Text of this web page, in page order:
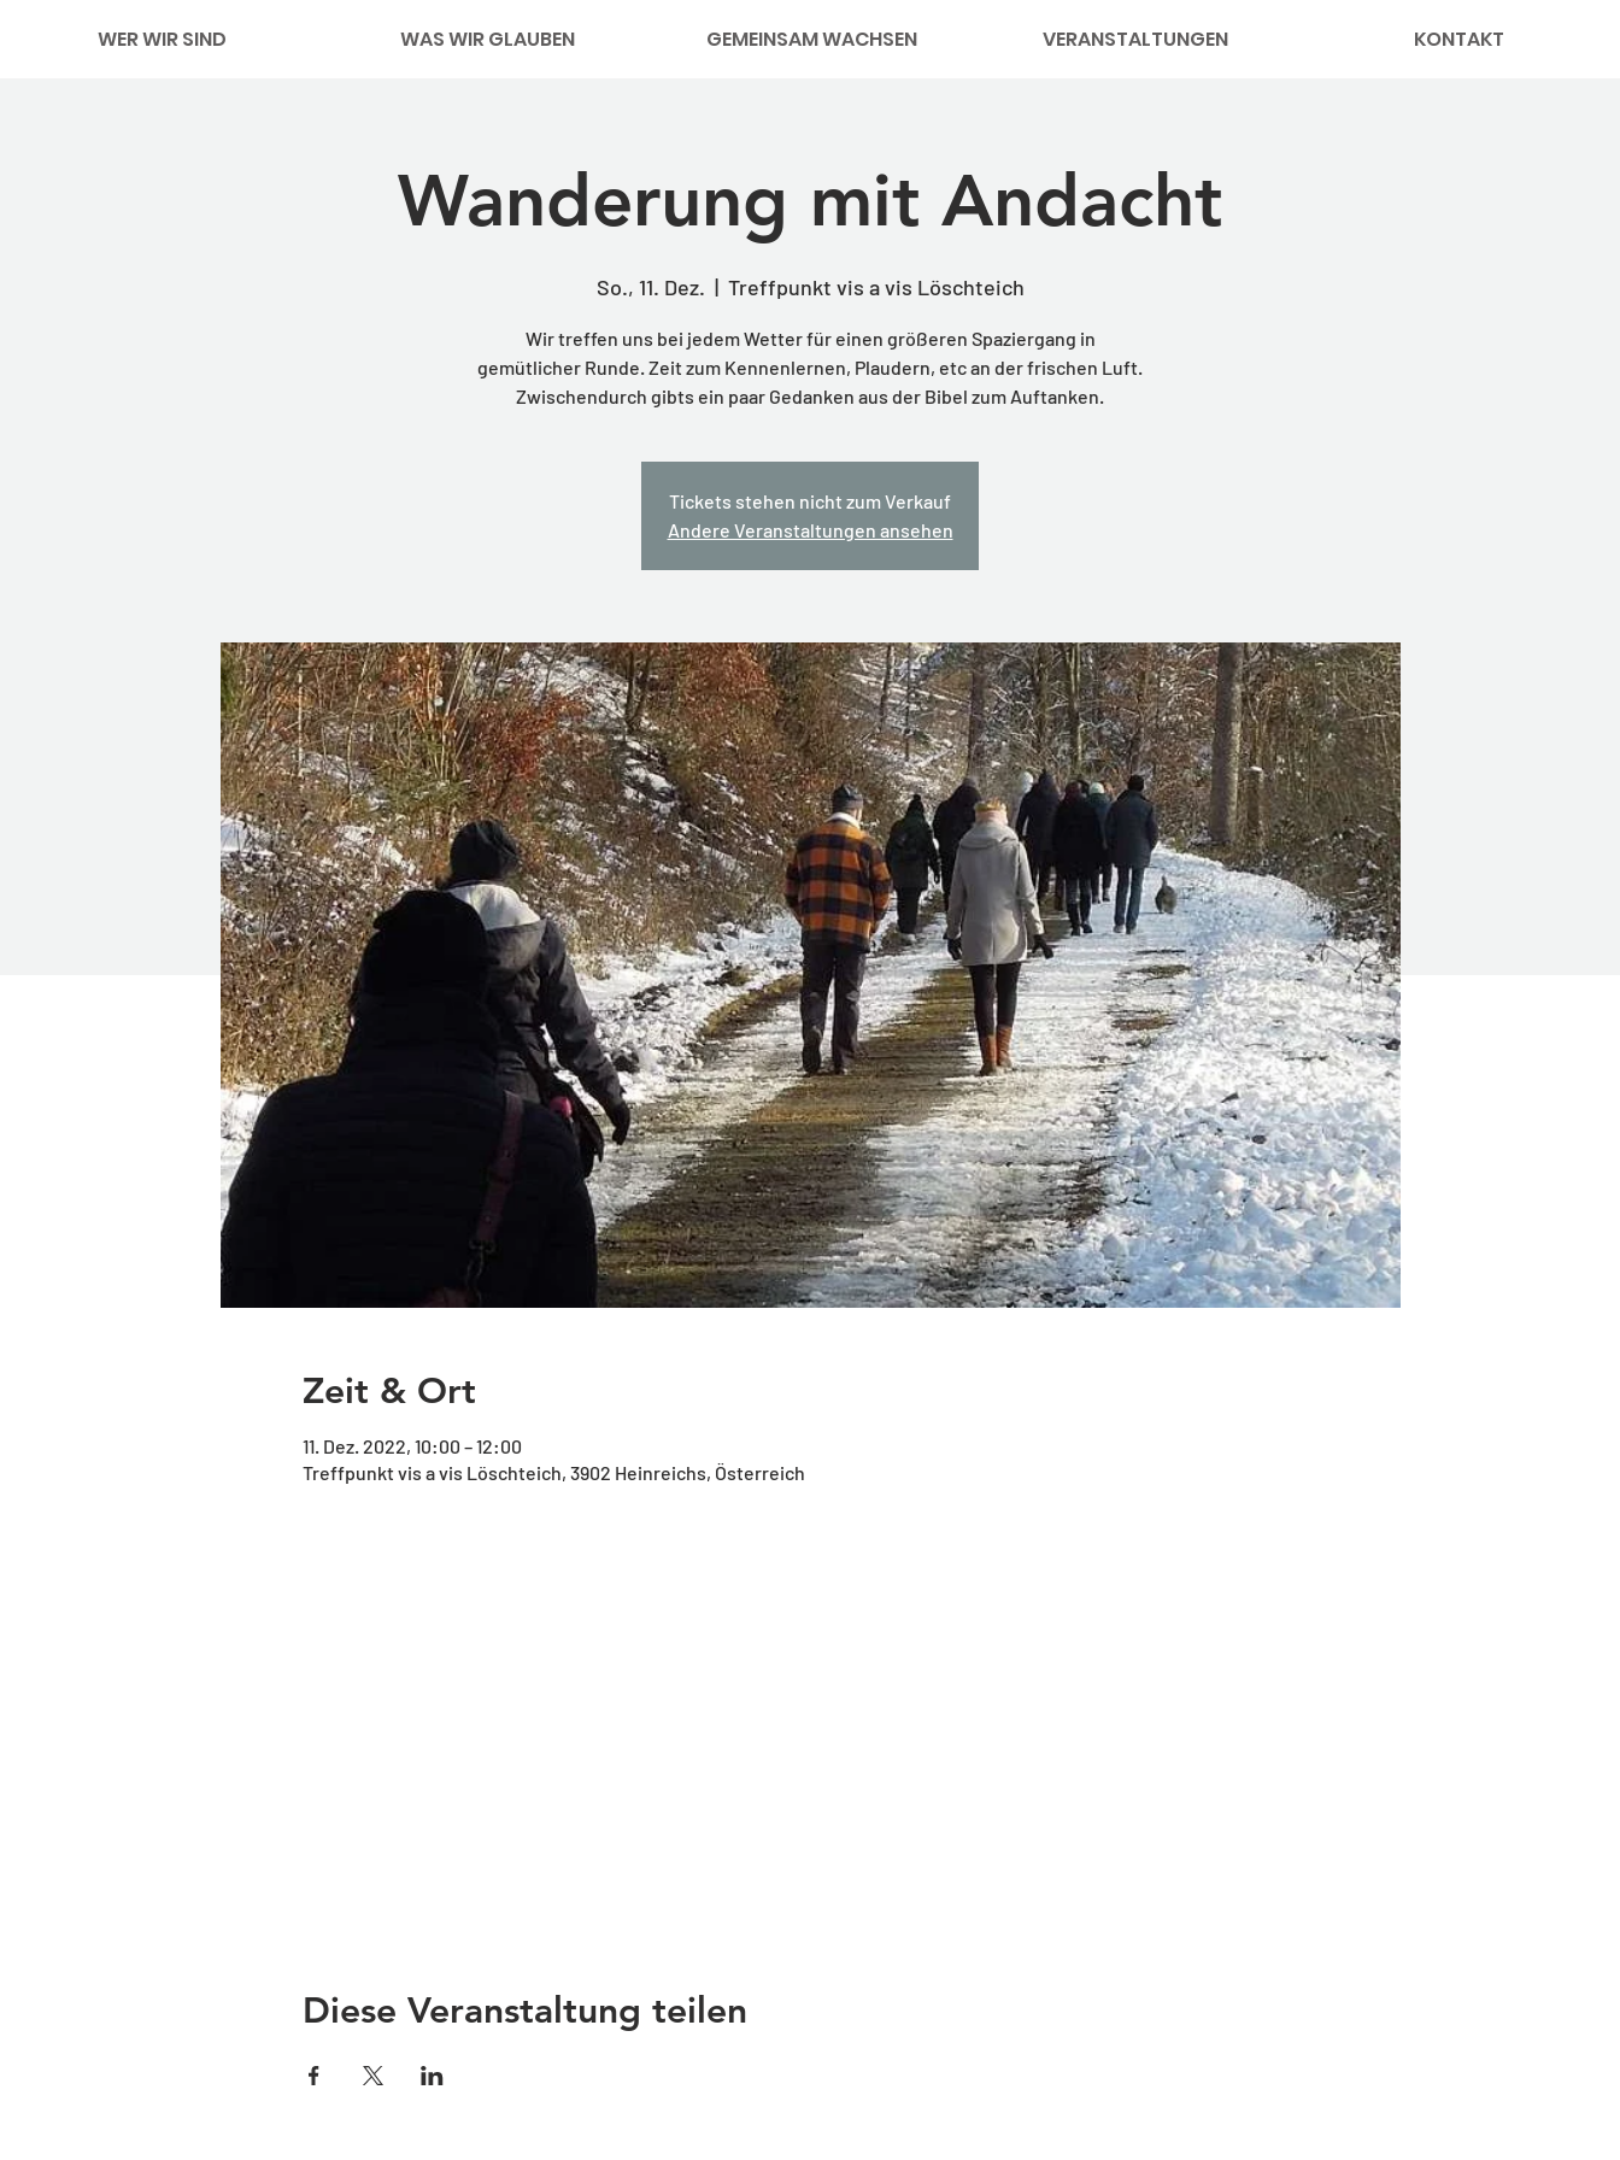
WER WIR SIND WAS WIR GLAUBEN GEMEINSAM WACHSEN VERANSTALTUNGEN KONTAKT
Wanderung mit Andacht
So., 11. Dez.
  |
Treffpunkt vis a vis Löschteich
Wir treffen uns bei jedem Wetter für einen größeren Spaziergang in
gemütlicher Runde. Zeit zum Kennenlernen, Plaudern, etc an der frischen Luft.
Zwischendurch gibts ein paar Gedanken aus der Bibel zum Auftanken.
Tickets stehen nicht zum Verkauf
Andere Veranstaltungen ansehen
Zeit & Ort
11. Dez. 2022, 10:00 – 12:00
Treffpunkt vis a vis Löschteich, 3902 Heinreichs, Österreich
Diese Veranstaltung teilen